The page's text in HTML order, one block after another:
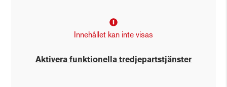
Innehållet kan inte visas
Aktivera funktionella tredjepartstjänster